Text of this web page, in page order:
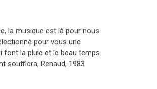
la musique est là pour nous
pour vous une
font la pluie et le beau temps.
soufflera, Renaud, 1983